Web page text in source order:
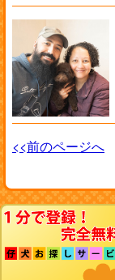
<<前のページへ